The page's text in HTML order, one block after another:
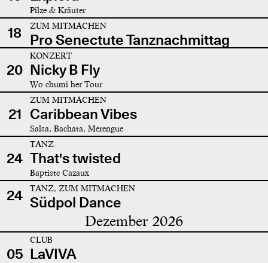
Pilze & Kräuter
18 ZUM MITMACHEN
Pro Senectute Tanznachmittag
20
KONZERT
Nicky B Fly
Wo chumi her Tour
21
ZUM MITMACHEN
Caribbean Vibes
Salsa, Bachata, Merengue
24
TANZ
That's twisted
Baptiste Cazaux
24 TANZ, ZUM MITMACHEN
Südpol Dance
Dezember 2026
05
CLUB
LaVIVA